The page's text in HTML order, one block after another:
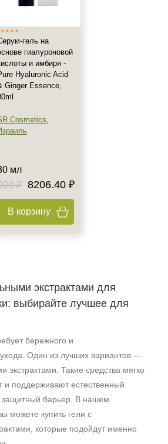
гель на
гиалуроновой
и имбиря -
Hyaluronic Acid
Ginger Essence,
Cosmetics,
мл
₽ 8206.40 ₽
В корзину
экстрактами для
выбирайте лучшее для
бережного и
Один из лучших вариантов —
экстрактами. Такие средства мягко
поддерживают естественный
барьер. В нашем
можете купить гели с
которые подойдут именно